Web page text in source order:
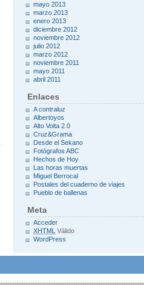
mayo 2013
marzo 2013
enero 2013
diciembre 2012
noviembre 2012
julio 2012
marzo 2012
noviembre 2011
mayo 2011
abril 2011
Enlaces
A contraluz
Albertoyos
Alto Volta 2.0
Cruz&Grama
Desde el Sekano
Fotógrafos ABC
Hechos de Hoy
Las horas muertas
Miguel Berrocal
Postales del cuaderno de viajes
Pueblo de ballenas
Meta
Acceder
XHTML Válido
WordPress